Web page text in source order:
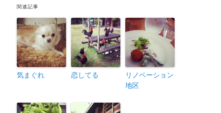
関連記事
気まぐれ 恋してる
リノベーション
地区